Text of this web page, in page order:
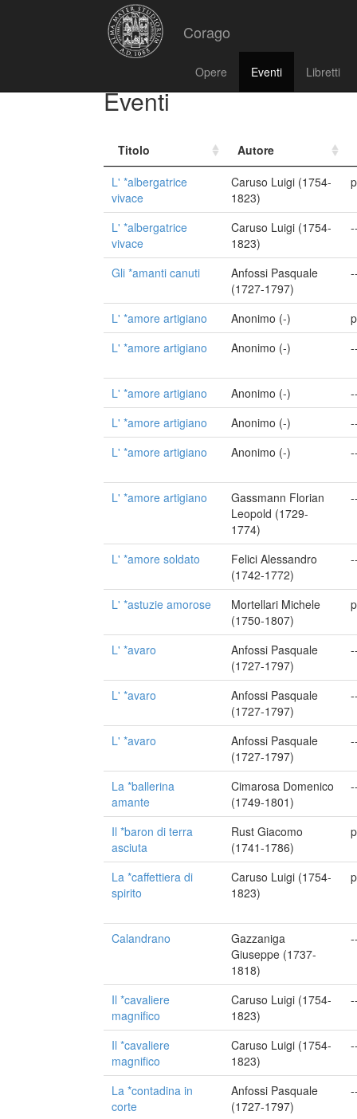
Corago
Opere Eventi Libretti
Eventi
Titolo
Autore
L' *albergatrice
vivace
Caruso Luigi (1754-
1823)
L' *albergatrice
vivace
Caruso Luigi (1754-
1823)
Gli *amanti canuti
Anfossi Pasquale
(1727-1797)
L' *amore artigiano Anonimo (-)
L' *amore artigiano
Anonimo (-)
L' *amore artigiano Anonimo (-)
L' *amore artigiano
Anonimo (-)
L' *amore artigiano
Anonimo (-)
L' *amore artigiano
Gassmann Florian
Leopold (1729-
1774)
L' *amore soldato
Felici Alessandro
(1742-1772)
L' *astuzie amorose
Mortellari Michele
(1750-1807)
L' *avaro
Anfossi Pasquale
(1727-1797)
L' *avaro
Anfossi Pasquale
(1727-1797)
L' *avaro
Anfossi Pasquale
(1727-1797)
La *ballerina
amante
Cimarosa Domenico
(1749-1801)
Il *baron di terra
asciuta
Rust Giacomo
(1741-1786)
La *caffettiera di
spirito
Caruso Luigi (1754-
1823)
Calandrano
Gazzaniga
Giuseppe (1737-
1818)
Il *cavaliere
magnifico
Caruso Luigi (1754-
1823)
Il *cavaliere
magnifico
Caruso Luigi (1754-
1823)
La *contadina in
corte
Anfossi Pasquale
(1727-1797)